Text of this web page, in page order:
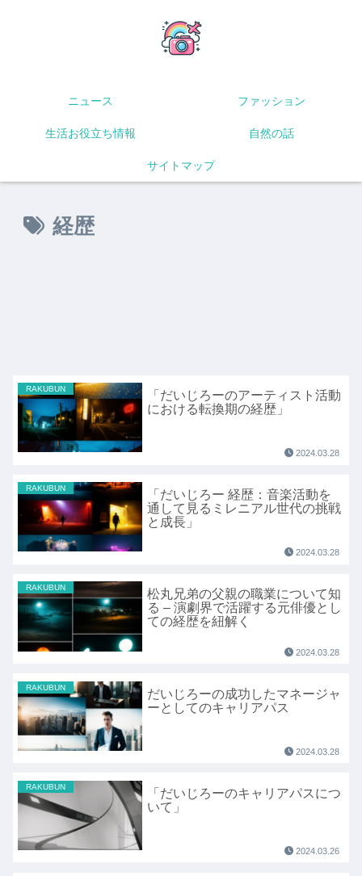
ニュース ファッション
生活お役立ち情報 自然の話
サイトマップ
経歴
RAKUBUN
「だいじろーのアーティスト活動
における転換期の経歴」
2024.03.28
RAKUBUN
「だいじろー 経歴：音楽活動を
通して見るミレニアル世代の挑戦
と成長」
2024.03.28
RAKUBUN
松丸兄弟の父親の職業について知
る – 演劇界で活躍する元俳優とし
ての経歴を紐解く
2024.03.28
RAKUBUN
だいじろーの成功したマネージャ
ーとしてのキャリアパス
2024.03.28
RAKUBUN
「だいじろーのキャリアパスにつ
いて」
2024.03.26